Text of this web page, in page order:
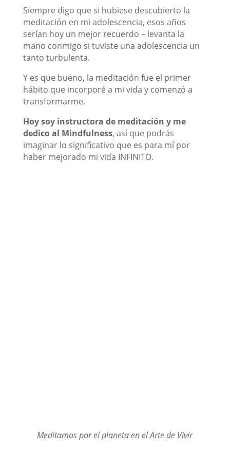
Siempre digo que si hubiese descubierto la
meditación en mi adolescencia, esos años
serían hoy un mejor recuerdo – levanta la
mano conmigo si tuviste una adolescencia un
tanto turbulenta.
Y es que bueno, la meditación fue el primer
hábito que incorporé a mi vida y comenzó a
transformarme.
Hoy soy instructora de meditación y me
dedico al Mindfulness, así que podrás
imaginar lo significativo que es para mí por
haber mejorado mi vida INFINITO.
Meditamos por el planeta en el Arte de Vivir